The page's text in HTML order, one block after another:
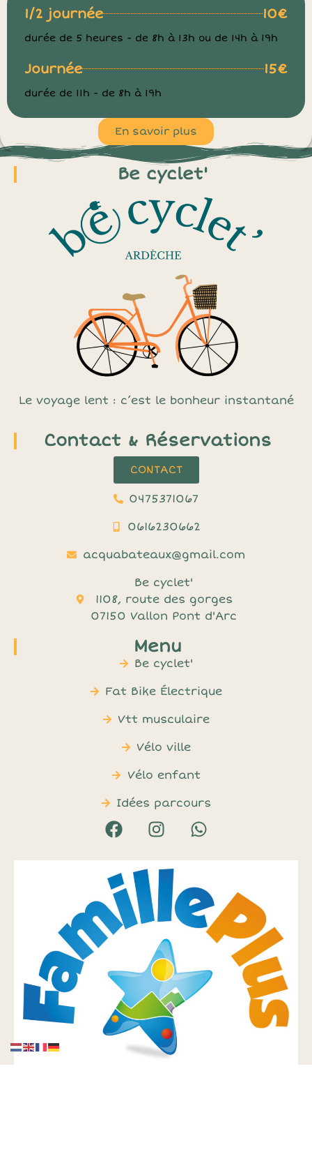
1/2 journée 10€
durée de 5 heures - de 8h à 13h ou de 14h à 19h
Journée 15€
durée de 11h - de 8h à 19h
En savoir plus
Be cyclet'
Le voyage lent : c’est le bonheur instantané
Contact & Réservations
CONTACT
0475371067
0616230662
acquabateaux@gmail.com
Be cyclet'
1108, route des gorges
07150 Vallon Pont d'Arc
Menu
Be cyclet'
Fat Bike Électrique
Vtt musculaire
Vélo ville
Vélo enfant
Idées parcours